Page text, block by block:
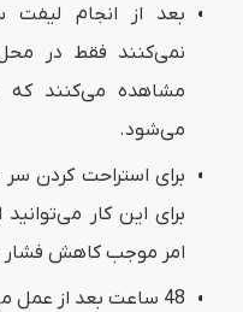
بعد از انجام لیفت
نمی‌کنند فقط در
مشاهده می‌کنند که
می‌شود.
برای استراحت کردن سر
برای این کار
امر موجب کاهش فشار
48 ساعت بعد از عمل می‌توانید حمام کنید.